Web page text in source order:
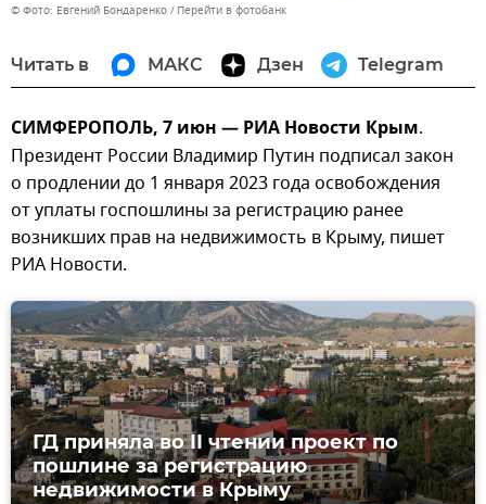
© Фото: Евгений Бондаренко Перейти в фотобанк
Читать в МАКС Дзен Telegram
СИМФЕРОПОЛЬ, 7 июн — РИА Новости Крым.
Президент России Владимир Путин подписал закон
о продлении до 1 января 2023 года освобождения
от уплаты госпошлины за регистрацию ранее
возникших прав на недвижимость в Крыму, пишет
РИА Новости.
ГД приняла во II чтении проект по
пошлине за регистрацию
недвижимости в Крыму